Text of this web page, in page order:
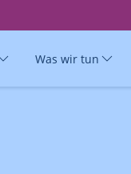
Was wir tun